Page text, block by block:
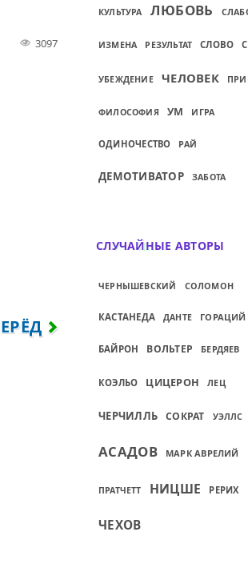
3097
ЖЕ И СТРАДАНИЯ...
НАШИ
КУЛЬТУРА ЛЮБОВЬ
ИЗМЕНА РЕЗУЛЬТАТ СЛОВО
УБЕЖДЕНИЕ ЧЕЛОВЕК
ФИЛОСОФИЯ УМ ИГРА
ОДИНОЧЕСТВО РАЙ
ДЕМОТИВАТОР ЗАБОТА
СЛУЧАЙНЫЕ АВТОРЫ
ЧЕРНЫШЕВСКИЙ СОЛОМОН
КАСТАНЕДА ДАНТЕ ГОРАЦИЙ
БАЙРОН ВОЛЬТЕР БЕРДЯЕВ
КОЭЛЬО ЦИЦЕРОН ЛЕЦ
ЧЕРЧИЛЛЬ СОКРАТ УЭЛЛС
АСАДОВ МАРК АВРЕЛИЙ
ПРАТЧЕТТ НИЦШЕ РЕРИХ
ЧЕХОВ